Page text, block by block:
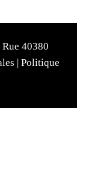
40380
| Politique